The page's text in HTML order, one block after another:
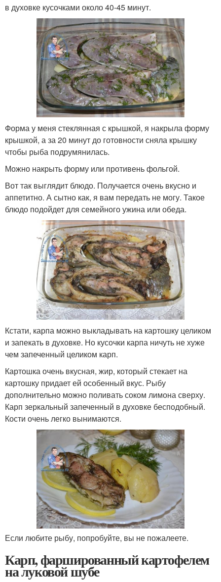
в духовке кусочками около 40-45 минут.
Форма у меня стеклянная с крышкой, я накрыла форму
крышкой, а за 20 минут до готовности сняла крышку
чтобы рыба подрумянилась.
Можно накрыть форму или противень фольгой.
Вот так выглядит блюдо. Получается очень вкусно и
аппетитно. А сытно как, я вам передать не могу. Такое
блюдо подойдет для семейного ужина или обеда.
Кстати, карпа можно выкладывать на картошку целиком
и запекать в духовке. Но кусочки карпа ничуть не хуже
чем запеченный целиком карп.
Картошка очень вкусная, жир, который стекает на
картошку придает ей особенный вкус. Рыбу
дополнительно можно поливать соком лимона сверху.
Карп зеркальный запеченный в духовке бесподобный.
Кости очень легко вынимаются.
Если любите рыбу, попробуйте, вы не пожалеете.
Карп, фаршированный картофелем
на луковой шубе